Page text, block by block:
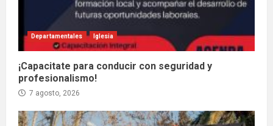
Departamentales Iglesia
¡Capacitate para conducir con seguridad y
profesionalismo!
7 agosto, 2026